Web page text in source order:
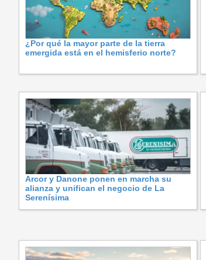
¿Por qué la mayor parte de la tierra
emergida está en el hemisferio norte?
Arcor y Danone ponen en marcha su
alianza y unifican el negocio de La
Serenísima